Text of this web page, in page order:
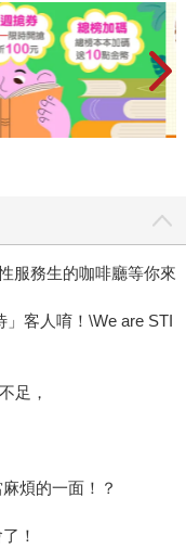
服務生的咖啡廳等你來
客人唷！\We are STI
足，
煩的一面！？
！